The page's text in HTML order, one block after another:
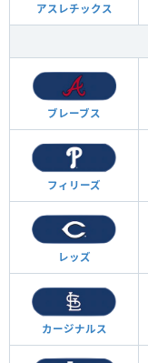
アスレチックス
ブレーブス
フィリーズ
レッズ
カージナルス